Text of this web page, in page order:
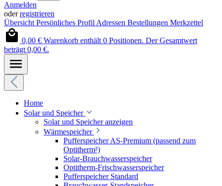
Anmelden
oderregistrieren
Übersicht Persönliches Profil Adressen Bestellungen Merkzettel
0,00 € Warenkorb enthält 0 Positionen. Der Gesamtwert
beträgt 0,00 €.
Home
Solar und Speicher
Solar und Speicher anzeigen
Wärmespeicher
Pufferspeicher AS-Premium (passend zum
Optitherm²)
Solar-Brauchwasserspeicher
Optitherm-Frischwasserspeicher
Pufferspeicher Standard